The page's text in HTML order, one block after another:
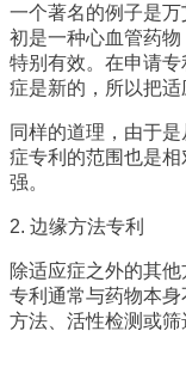
一个著名的例子是
初是一种心血管药
特别有效。在申请
症是新的，所以把适
同样的道理，由于
症专利的范围也是
强。
2. 边缘方法专利
除适应症之外的其
专利通常与药物本
方法、活性检测或筛